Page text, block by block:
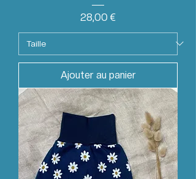
Prix
28,00 €
Ajouter au panier